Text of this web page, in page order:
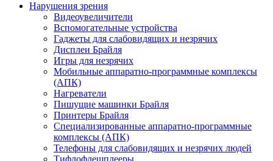
Нарушения зрения
Видеоувеличители
Вспомогательные устройства
Гаджеты для слабовидящих и незрячих
Дисплеи Брайля
Игры для незрячих
Мобильные аппаратно-программные комплексы
(АПК)
Нагреватели
Пишущие машинки Брайля
Принтеры Брайля
Специализированные аппаратно-программные
комплексы (АПК)
Телефоны для слабовидящих и незрячих людей
Тифлофлешплееры